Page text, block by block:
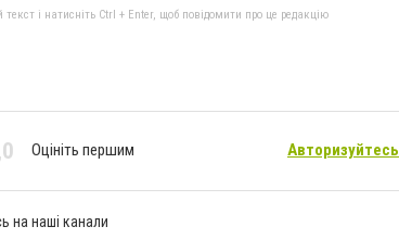
і натисніть Ctrl + Enter, щоб повідомити про це редакцію
Оцініть першим Авторизуйтесь
на наші канали